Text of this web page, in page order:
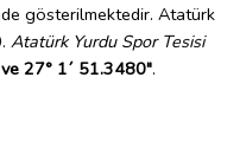
gösterilmektedir. Atatürk
Atatürk Yurdu Spor Tesisi
27° 1´ 51.3480".